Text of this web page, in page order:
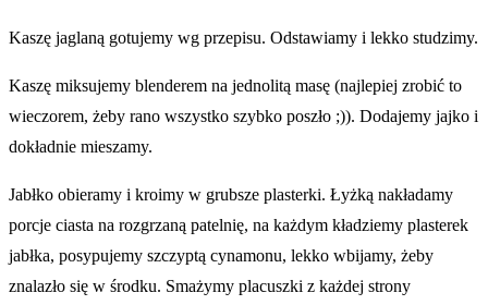
Kaszę jaglaną gotujemy wg przepisu. Odstawiamy i lekko studzimy.
Kaszę miksujemy blenderem na jednolitą masę (najlepiej zrobić to
wieczorem, żeby rano wszystko szybko poszło ;)). Dodajemy jajko i
dokładnie mieszamy.
Jabłko obieramy i kroimy w grubsze plasterki. Łyżką nakładamy
porcje ciasta na rozgrzaną patelnię, na każdym kładziemy plasterek
jabłka, posypujemy szczyptą cynamonu, lekko wbijamy, żeby
znalazło się w środku. Smażymy placuszki z każdej strony